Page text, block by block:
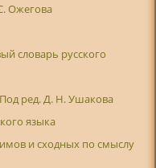
Ожегова
словарь русского
ред. Д. Н. Ушакова
языка
и сходных по смыслу